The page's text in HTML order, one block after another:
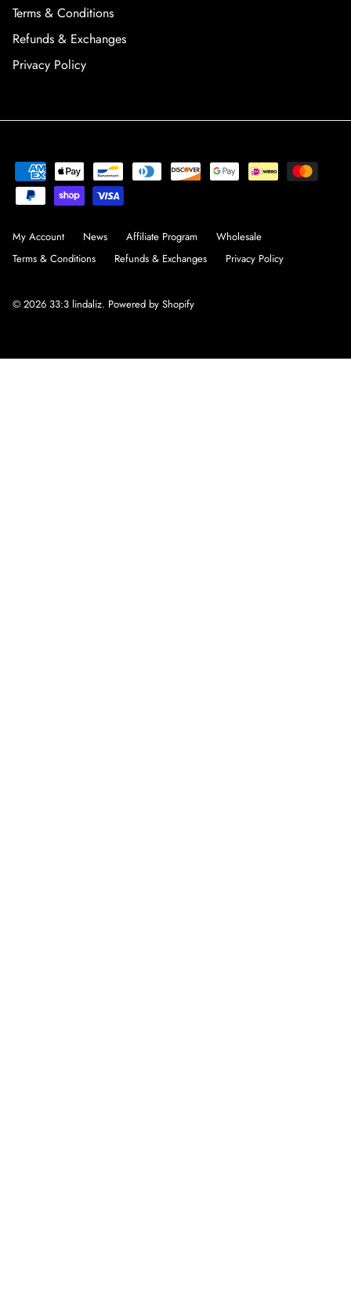
Terms & Conditions
Refunds & Exchanges
Privacy Policy
My Account News Affiliate Program
Wholesale
Terms & Conditions
Refunds & Exchanges Privacy Policy
© 2026 33:3 lindaliz. Powered by Shopify